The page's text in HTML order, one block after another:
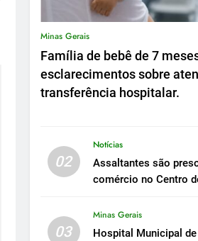
Minas Gerais
Família de bebê de 7
esclarecimentos sobre
transferência hospitalar.
02
Notícias
Assaltantes são
comércio no Centro
03
Minas Gerais
Hospital Municipal